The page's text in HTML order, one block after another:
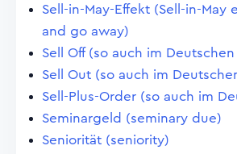
Sell-in-May-Effekt (Sell-in-May
and go away)
Sell Off (so auch im
Sell Out (so auch im
Sell-Plus-Order (so auch im
Seminargeld (seminary due)
Seniorität (seniority)